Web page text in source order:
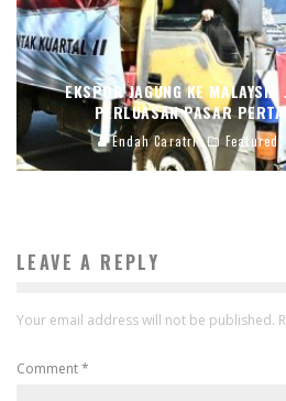
EKSPOR JAGUNG KE
PERLUASAN PASAR
Endah Caratri Featured
LEAVE A REPLY
Your email address will not be published.
Comment*